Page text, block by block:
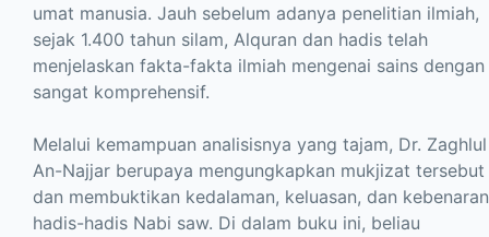
umat manusia. Jauh sebelum adanya penelitian ilmiah,
sejak 1.400 tahun silam, Alquran dan hadis telah
menjelaskan fakta-fakta ilmiah mengenai sains dengan
sangat komprehensif.
Melalui kemampuan analisisnya yang tajam, Dr. Zaghlul
An-Najjar berupaya mengungkapkan mukjizat tersebut
dan membuktikan kedalaman, keluasan, dan kebenaran
hadis-hadis Nabi saw. Di dalam buku ini, beliau